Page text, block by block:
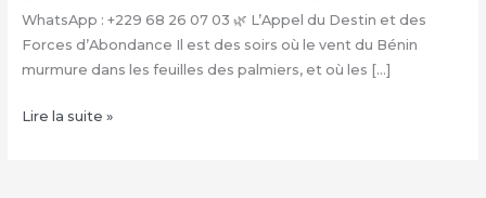
WhatsApp : +229 68 26 07 03 🌿 L’Appel du Destin et des
Forces d’Abondance Il est des soirs où le vent du Bénin
murmure dans les feuilles des palmiers, et où les […]
La
Lire la suite »